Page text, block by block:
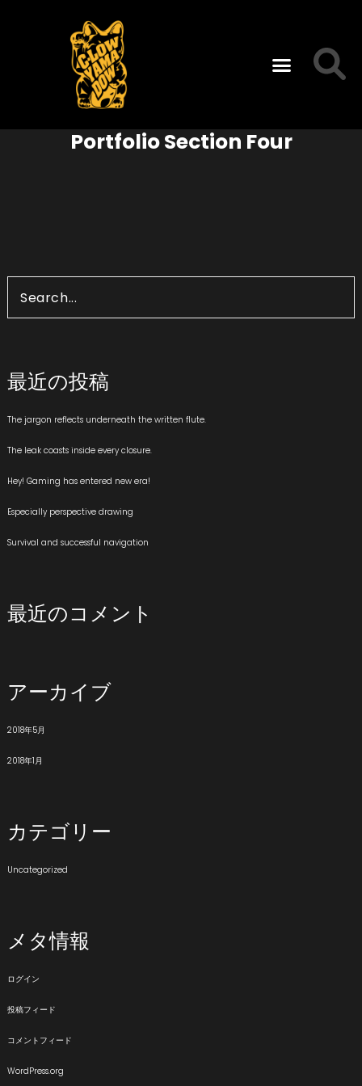
Portfolio Section Four
最近の投稿
The jargon reflects underneath the written flute.
The leak coasts inside every closure.
Hey! Gaming has entered new era!
Especially perspective drawing
Survival and successful navigation
最近のコメント
アーカイブ
2018年5月
2018年1月
カテゴリー
Uncategorized
メタ情報
ログイン
投稿フィード
コメントフィード
WordPress.org